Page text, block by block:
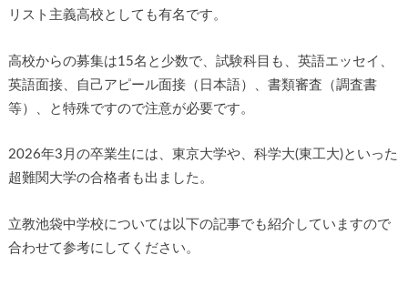
リスト主義高校としても有名です。
高校からの募集は15名と少数で、試験科目も、英語エッセイ、
英語面接、自己アピール面接（日本語）、書類審査（調査書
等）、と特殊ですので注意が必要です。
2026年3月の卒業生には、東京大学や、科学大(東工大)といった
超難関大学の合格者も出ました。
立教池袋中学校については以下の記事でも紹介していますので
合わせて参考にしてください。